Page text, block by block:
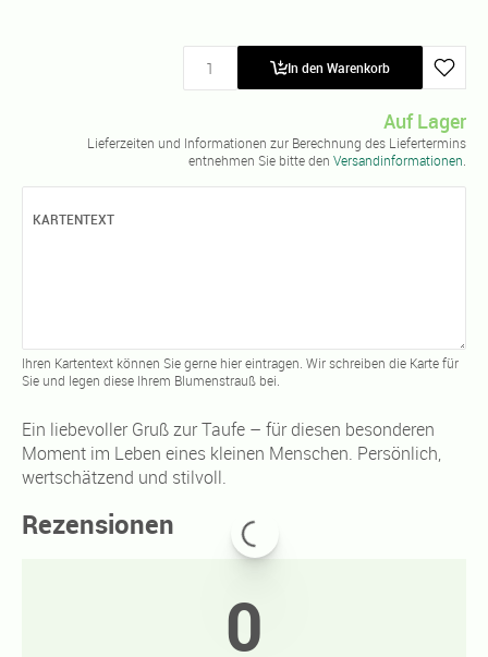
In den Warenkorb
Auf Lager
Lieferzeiten und Informationen zur Berechnung des Liefertermins
entnehmen Sie bitte den Versandinformationen
KARTENTEXT
Ihren Kartentext können Sie gerne hier eintragen. Wir schreiben die Karte für
Sie und legen diese Ihrem Blumenstrauß bei.
Ein liebevoller Gruß zur Taufe – für diesen besonderen
Moment im Leben eines kleinen Menschen. Persönlich,
wertschätzend und stilvoll.
Rezensionen
0